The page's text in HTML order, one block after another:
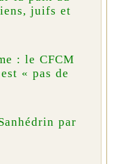
juifs et
: le CFCM
« pas de
par